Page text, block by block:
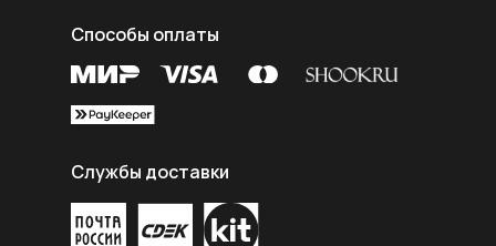
Службы доставки
Способы оплаты